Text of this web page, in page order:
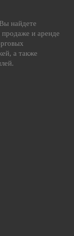
найдете
и аренде
а также